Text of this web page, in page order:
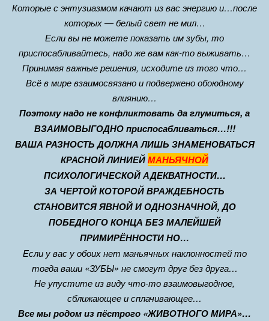
Которые с энтузиазмом качают из вас энергию и…после
которых — белый свет не мил…
Если вы не можете показать им зубы, то
приспосабливайтесь, надо же вам как-то выживать…
Принимая важные решения, исходите из того что…
Всё в мире взаимосвязано и подвержено обоюдному
влиянию…
Поэтому надоне конфликтовать да глумиться, а
ВЗАИМОВЫГОДНО приспосабливаться…!!!
ВАША РАЗНОСТЬ ДОЛЖНА ЛИШЬ ЗНАМЕНОВАТЬСЯ
КРАСНОЙ ЛИНИЕЙМАНЬЯЧНОЙ
ПСИХОЛОГИЧЕСКОЙ АДЕКВАТНОСТИ…
ЗА ЧЕРТОЙ КОТОРОЙ ВРАЖДЕБНОСТЬ
СТАНОВИТСЯ ЯВНОЙ И ОДНОЗНАЧНОЙ, ДО
ПОБЕДНОГО КОНЦА БЕЗ МАЛЕЙШЕЙ
ПРИМИРЁННОСТИ НО…
Если у вас у обоих нет маньячных наклонностей то
тогда ваши «ЗУБЫ» не смогут друг без друга…
Не упустите из виду что-то взаимовыгодное,
сближающее и сплачивающее…
Все мы родом из пёстрого «ЖИВОТНОГО МИРА»…